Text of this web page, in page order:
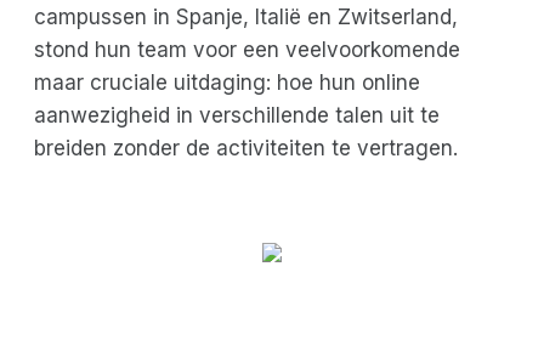
campussen in Spanje, Italië en Zwitserland,
stond hun team voor een veelvoorkomende
maar cruciale uitdaging: hoe hun online
aanwezigheid in verschillende talen uit te
breiden zonder de activiteiten te vertragen.